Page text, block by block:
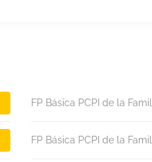
FP Básica PCPI de la
FP Básica PCPI de la